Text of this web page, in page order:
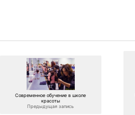
Современное обучение в школе
красоты
Предыдущая запись